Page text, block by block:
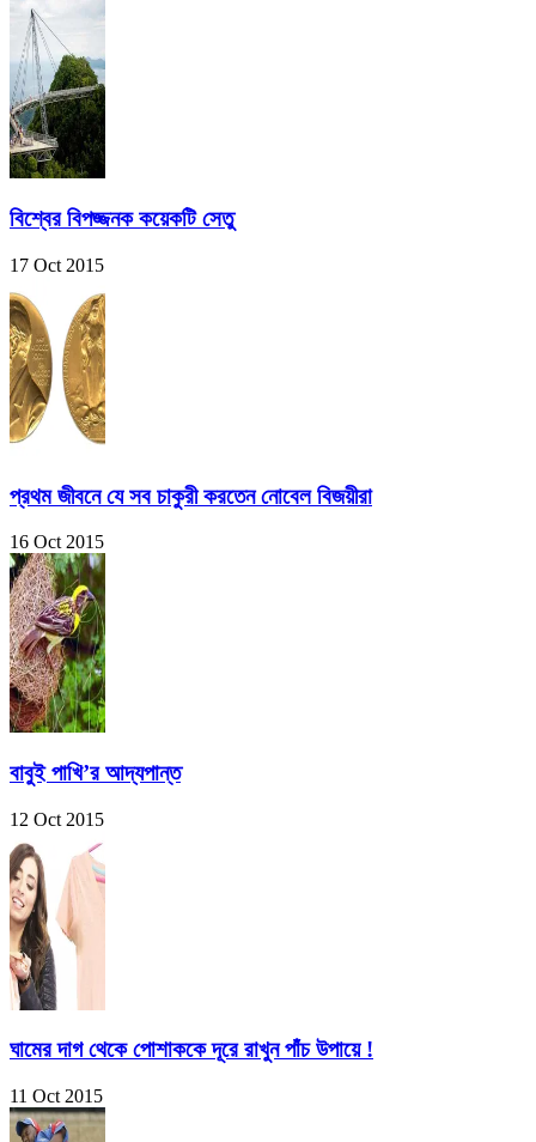
বিশ্বের বিপজ্জনক কয়েকটি সেতু
17 Oct 2015
প্রথম জীবনে যে সব চাকুরী করতেন নোবেল বিজয়ীরা
16 Oct 2015
বাবুই পাখি’র আদ্যপান্ত
12 Oct 2015
ঘামের দাগ থেকে পোশাককে দূরে রাখুন পাঁচ উপায়ে !
11 Oct 2015